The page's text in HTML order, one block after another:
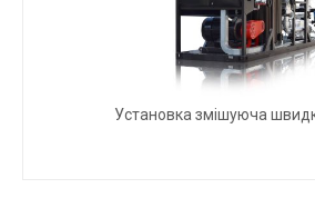
Установка змішуюча